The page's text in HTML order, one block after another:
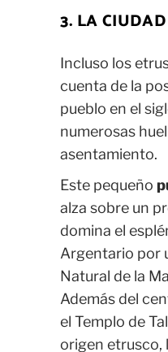
3. LA
Incluso los
cuenta de la
pueblo en el
numerosas
asentamiento.
Este pequeño
alza sobre un
domina el
Argentario por
Natural de la
Además del
el Templo de
origen etrusco,